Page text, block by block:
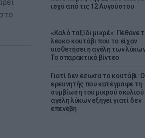
ισχύ από τις 12 Αυγούστου
«Καλό ταξίδι μικρέ»: Πέθανε
λευκό κουτάβι που το είχαν
υιοθετήσει η αγέλη των
Το σπαρακτικό βίντεο
Γιατί δεν έσωσα το κουτάβι: Ο
ερευνητής που κατέγραφε τη
συμβίωση του μικρού σκυλιού
αγέλη λύκων εξηγεί γιατί δεν
επενέβη